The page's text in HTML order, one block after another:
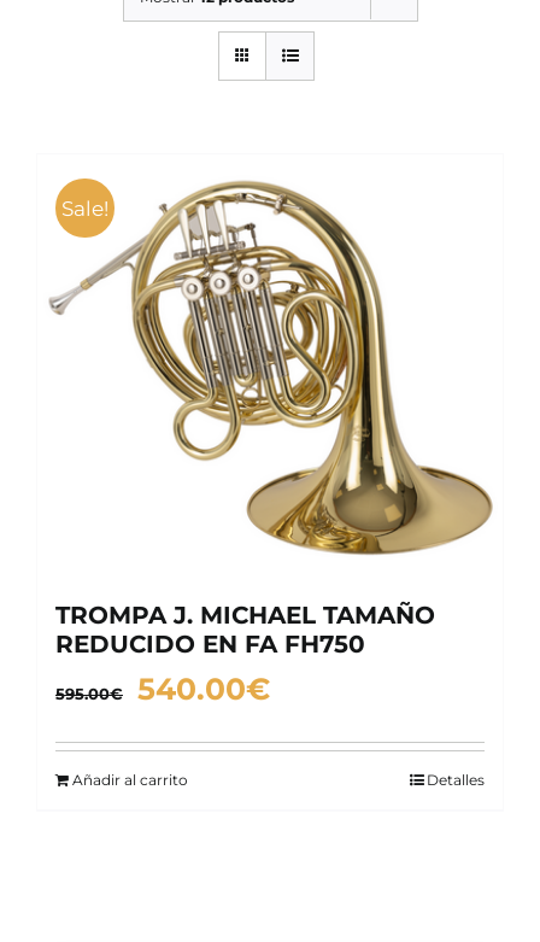
SERVICIOS TALLER
OCASIÓN
Sale!
TROMPA J. MICHAEL TAMAÑO
REDUCIDO EN FA FH750
595.00€
El
original
era:
540.00€El
actual
Añadir al carrito Detalles